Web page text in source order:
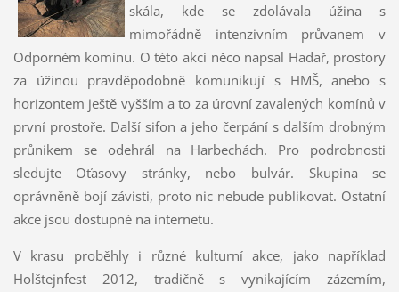
skála, kde se zdolávala úžina s
mimořádně intenzivním průvanem v
Odporném komínu. O této akci něco napsal Hadař, prostory
za úžinou pravděpodobně komunikují s HMŠ, anebo s
horizontem ještě vyšším a to za úrovní zavalených komínů v
první prostoře. Další sifon a jeho čerpání s dalším drobným
průnikem se odehrál na Harbechách. Pro podrobnosti
sledujte Oťasovy stránky, nebo bulvár. Skupina se
oprávněně bojí závisti, proto nic nebude publikovat. Ostatní
akce jsou dostupné na internetu.
V krasu proběhly i různé kulturní akce, jako například
Holštejnfest 2012, tradičně s vynikajícím zázemím,